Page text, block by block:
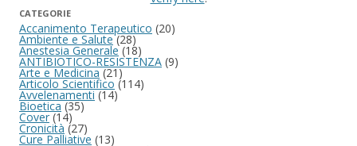
CATEGORIE
Accanimento Terapeutico (20)
Ambiente e Salute(28)
Anestesia Generale(18)
ANTIBIOTICO-RESISTENZA (9)
Arte e Medicina(21)
Articolo Scientifico (114)
Avvelenamenti(14)
Bioetica(35)
Cover(14)
Cronicità (27)
Cure Palliative (13)